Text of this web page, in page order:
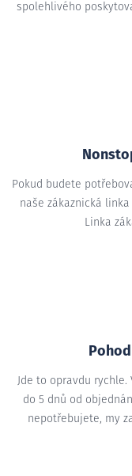
spolehlivého
Pokud budete
naše zákaznická
Linka
Jde to opravdu
do 5 dnů od
nepotřebujete, my